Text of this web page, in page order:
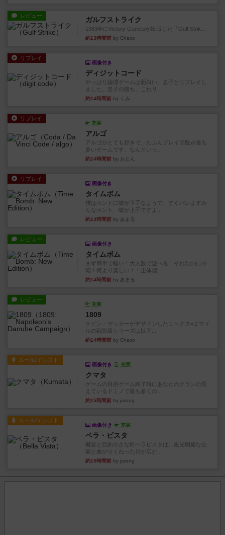
レビュー ガルフストライク
1983年にVictory Gamesが出版した『Gulf Strik...
約13時間前 by Chaco
リプレイ
画像付き
ディジットコード
やっぱり論理ゲームは面白い。息子とリプレイし
ました。息子の勝ち。これリ...
約14時間前 by くみ
リプレイ
充実
アルゴ
アルゴがとても好きで、たぶんプレイ回数が最も
多いゲームです。なんといっ...
約14時間前 by おとん
リプレイ
画像付き
タイムボム
僕はホントに嘘が下手なようで、すぐバレますみ
んなホント、嘘が上手ですよ...
約14時間前 by あまる
レビュー
画像付き
タイムボム
まず簡単で軽い！大人数で遊べる！それなのに小
箱！何より楽しい！！正体隠...
約14時間前 by あまる
レビュー
充実
1809
ケビン・ザッカーがデザインした１ヘクス=２マイ
ルの戦役級シリーズは以下...
約14時間前 by Chaco
ルール/インスト
画像付き 充実
クマタ
ゲームの目的ゲーム終了時にあなたのクランの見
えているドミノで最も多くの...
約15時間前 by jurong
ルール/インスト
画像付き 充実
ベラ・ビスタ
概要と目的小さな町ベラビスタは、風光明媚な公
園と曲がりくねった川が広が...
約15時間前 by jurong